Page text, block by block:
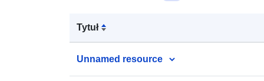
Tytuł
Unnamed resource